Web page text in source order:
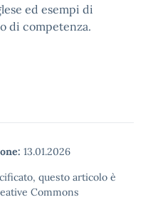
ed esempi di
di competenza.
13.01.2026
questo articolo è
Commons